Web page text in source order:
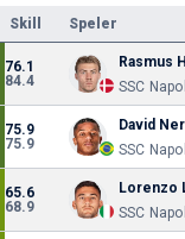
Skill Speler
76.1
84.4
Rasmus
SSC
75.9
75.9
David
SSC
65.6
68.9
Lorenzo
SSC